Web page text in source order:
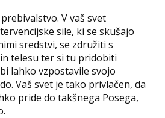
V vaš svet
sile, ki se skušajo
sredstvi, se združiti s
telesu ter si tu pridobiti
lahko vzpostavile svojo
Vaš svet je tako privlačen, da
pride do takšnega Posega,